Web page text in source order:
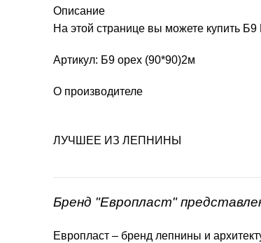
Описание
На этой странице вы можете купить
Артикул: Б9 орех (90*90)2м
О производителе
ЛУЧШЕЕ ИЗ ЛЕПНИНЫ
Бренд "Европласт"
Европласт – бренд лепнины и